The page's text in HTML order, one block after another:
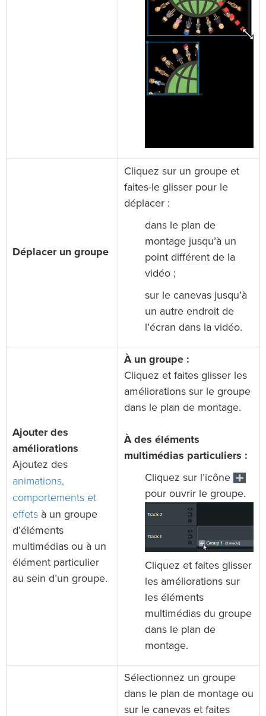
Déplacer un groupe
Cliquez sur un groupe et
faites-le glisser pour le
déplacer :
dans le plan de
montage jusqu’à un
point différent de la
vidéo ;
sur le canevas jusqu’à
un autre endroit de
l’écran dans la vidéo.
Ajouter des
améliorations
Ajoutez des
animations,
comportements et
effets à un groupe
d’éléments
multimédias ou à un
élément particulier
au sein d’un groupe.
À un groupe :
Cliquez et faites glisser les
améliorations sur le groupe
dans le plan de montage.
À des éléments
multimédias particuliers :
Cliquez sur l’icône
pour ouvrir le groupe.
Cliquez et faites glisser
les améliorations sur
les éléments
multimédias du groupe
dans le plan de
montage.
Sélectionnez un groupe
dans le plan de montage ou
sur le canevas et faites